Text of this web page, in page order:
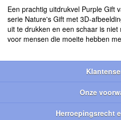
Een prachtig uitdrukvel Purple Gift
serie Nature's Gift met 3D-
uit te drukken en een schaar is
voor mensen die moeite hebben
Onze
Herroepingsrecht